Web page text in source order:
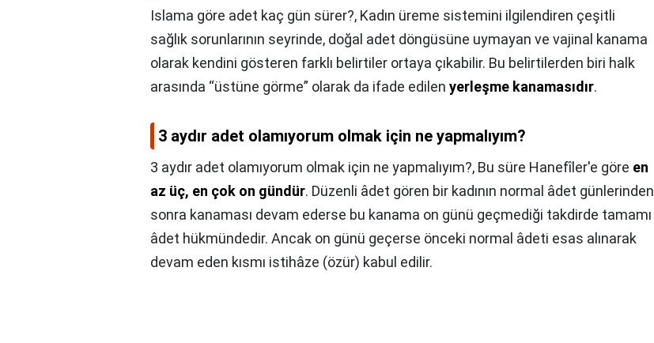
Islama göre adet kaç gün sürer?, Kadın üreme sistemini ilgilendiren çeşitli
sağlık sorunlarının seyrinde, doğal adet döngüsüne uymayan ve vajinal kanama
olarak kendini gösteren farklı belirtiler ortaya çıkabilir. Bu belirtilerden biri halk
arasında “üstüne görme” olarak da ifade edilen yerleşme kanamasıdır.
3 aydır adet olamıyorum olmak için ne yapmalıyım?
3 aydır adet olamıyorum olmak için ne yapmalıyım?, Bu süre Hanefîler'e göre en
az üç, en çok on gündür. Düzenli âdet gören bir kadının normal âdet günlerinden
sonra kanaması devam ederse bu kanama on günü geçmediği takdirde tamamı
âdet hükmündedir. Ancak on günü geçerse önceki normal âdeti esas alınarak
devam eden kısmı istihâze (özür) kabul edilir.